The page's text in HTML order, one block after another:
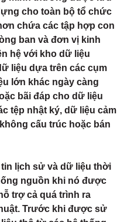
cho toàn bộ tổ chức
chứa các tập hợp con
ban và đơn vị kinh
hệ với kho dữ liệu
liệu dựa trên các cụm
lớn khác ngày càng
bãi đáp cho dữ liệu
tệp nhật ký, dữ liệu cảm
cấu trúc hoặc bán
lịch sử và dữ liệu thời
nguồn khi nó được
trợ cả quá trình ra
Trước khi được sử